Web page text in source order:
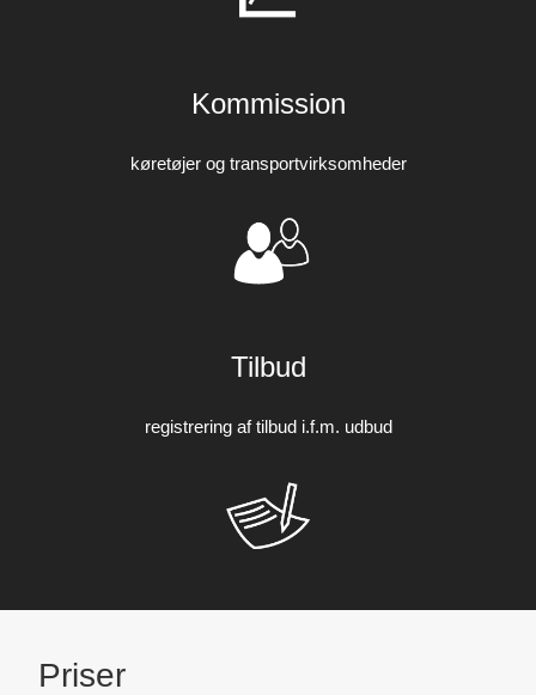
Kommission
køretøjer og transportvirksomheder
Tilbud
registrering af tilbud i.f.m. udbud
Priser